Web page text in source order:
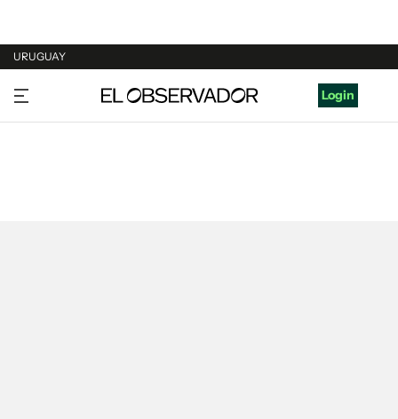
URUGUAY
URUGUAY
ARGENTINA
Login